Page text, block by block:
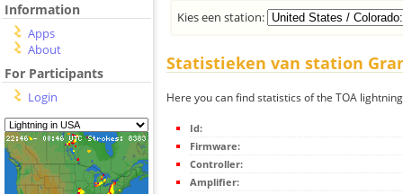
Information
Apps
About
For Participants
Login
Kies een station:
Statistieken van station
Here you can find statistics of the TOA
Id:
Firmware:
Controller:
Amplifier: